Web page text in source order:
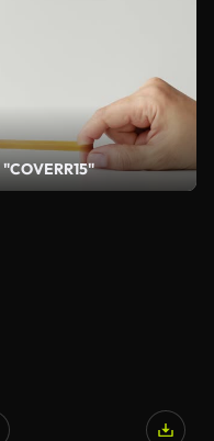
"COVERR15"